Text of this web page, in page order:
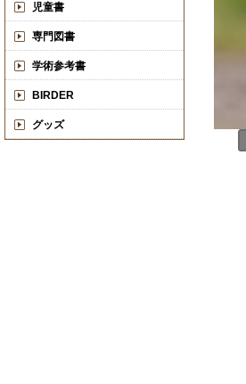
児童書
専門図書
学術参考書
BIRDER
グッズ